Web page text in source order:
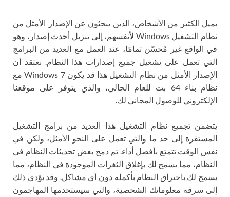
يميل الكثير من الأشخاص، الذين يبحثون عن الإصدار الأمثل من
نظام التشغيل Windows لأنفسهم، إلى تنزيل أحدث إصدار، وهو
في الواقع غير مُحسّن تمامًا، عند العمل مع العديد من البرامج
التي تعمل على تشغيل جميع إصدارات هذا النظام. نعتقد أن
الإصدار الأمثل من نظام التشغيل هذا قد يكون Windows 7 مع
نظام بناء 64 بت للعام الحالي، والذي يتوفر على موقعنا
الإلكتروني للوصول المجاني لك.
يتضمن تجميع نظام التشغيل هذا العديد من برامج التشغيل
المستقرة إلى حد ما والتي تعمل على النحو الأمثل، ولكن في
نفس الوقت تتمتع بأفضل أداء. تم دمج بعض تحديثات النظام في
النظام، مما يسمح لك بإغلاق الثغرات الموجودة في النظام، مما
يسمح لك باختراق النظام بأكمله دون أي مشاكل. وقد يؤدي ذلك
إلى سرقة معلوماتك الشخصية، والتي سيستخدمها المهاجمون